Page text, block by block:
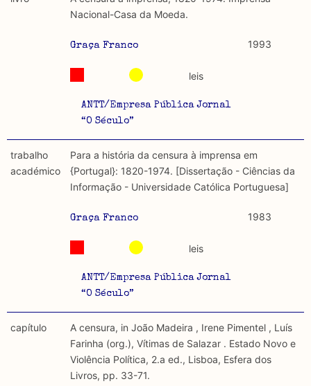
académicos.
Limitações
produzidos até 2022, contudo não foi possível ter acesso
discurso e uso da liberdade de expressão. Trata-se de
uma censura que é omnipresente, dado que é
Regulatória e Constitutiva : são combinadas ambas
abordagens.
Tipo investigação realizada
Empírica
Os resultados obtidos podem ser exportados em formato
.csv para importação em programas de folha de cálculo
Nacional-Casa da Moeda.
Graça Franco 1993
ANTT/Empresa Pública Jornal
“O Século”
leis
trabalho
académico
Para a história da censura à imprensa em
{Portugal}: 1820-1974. [Dissertação - Ciências da
Informação - Universidade Católica Portuguesa]
Graça Franco 1983
ANTT/Empresa Pública Jornal
“O Século”
leis
capítulo
A censura, in João Madeira , Irene Pimentel , Luís
Farinha (org.), Vítimas de Salazar . Estado Novo e
Violência Política, 2.a ed., Lisboa, Esfera dos
Livros, pp. 33-71.